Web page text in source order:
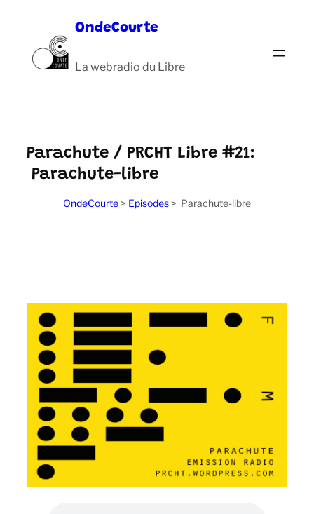
contenu
OndeCourte
La webradio du Libre
Parachute / PRCHT Libre #21:
Parachute-libre
OndeCourte > Episodes > Parachute-libre